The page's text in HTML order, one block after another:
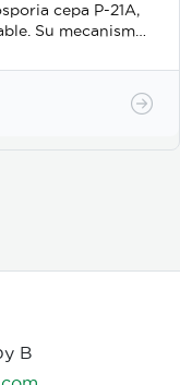
cepa P-21A,
Su mecanismo
huevos, forma
a través de los
prolifera en los
B